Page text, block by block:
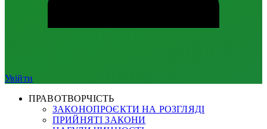
Увійти
ПРАВОТВОРЧІСТЬ
ЗАКОНОПРОЄКТИ НА РОЗГЛЯДІ
ПРИЙНЯТІ ЗАКОНИ